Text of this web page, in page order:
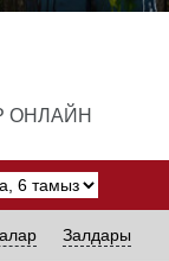
ОНЛАЙН
Залдары